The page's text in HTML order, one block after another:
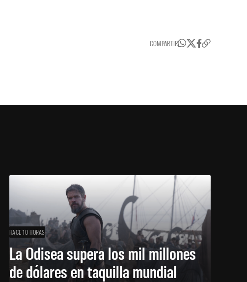
COMPARTIR
HACE 10 HORAS
La Odisea supera los mil millones
de dólares en taquilla mundial